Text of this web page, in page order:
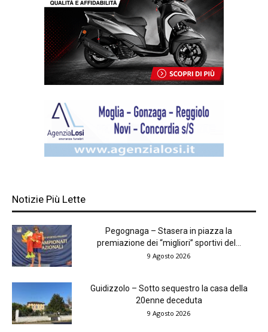
Notizie Più Lette
Pegognaga – Stasera in piazza la
premiazione dei “migliori” sportivi del...
9 Agosto 2026
Guidizzolo – Sotto sequestro la casa della
20enne deceduta
9 Agosto 2026